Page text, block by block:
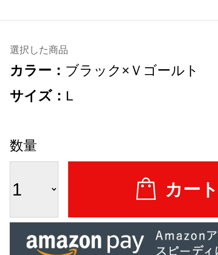
選択した商品
カラー： ブラック×Ｖゴールト
サイズ： L
数量